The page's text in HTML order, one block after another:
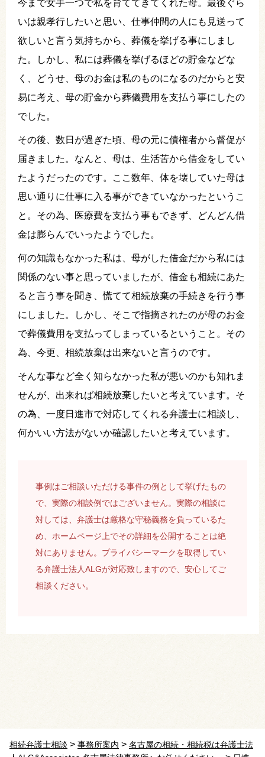
今まで女手一つで私を育ててきてくれた母。最後ぐら
いは親孝行したいと思い、仕事仲間の人にも見送って
欲しいと言う気持ちから、葬儀を挙げる事にしまし
た。しかし、私には葬儀を挙げるほどの貯金などな
く、どうせ、母のお金は私のものになるのだからと安
易に考え、母の貯金から葬儀費用を支払う事にしたの
でした。
その後、数日が過ぎた頃、母の元に債権者から督促が
届きました。なんと、母は、生活苦から借金をしてい
たようだったのです。ここ数年、体を壊していた母は
思い通りに仕事に入る事ができていなかったというこ
と。その為、医療費を支払う事もできず、どんどん借
金は膨らんでいったようでした。
何の知識もなかった私は、母がした借金だから私には
関係のない事と思っていましたが、借金も相続にあた
ると言う事を聞き、慌てて相続放棄の手続きを行う事
にしました。しかし、そこで指摘されたのが母のお金
で葬儀費用を支払ってしまっているということ。その
為、今更、相続放棄は出来ないと言うのです。
そんな事など全く知らなかった私が悪いのかも知れま
せんが、出来れば相続放棄したいと考えています。そ
の為、一度日進市で対応してくれる弁護士に相談し、
何かいい方法がないか確認したいと考えています。
事例はご相談いただける事件の例として挙げたもの
で、実際の相談例ではございません。実際の相談に
対しては、弁護士は厳格な守秘義務を負っているた
め、ホームページ上でその詳細を公開することは絶
対にありません。プライバシーマークを取得してい
る弁護士法人ALGが対応致しますので、安心してご
相談ください。
相続弁護士相談 > 事務所案内 > 名古屋の相続・相続税は弁護士法